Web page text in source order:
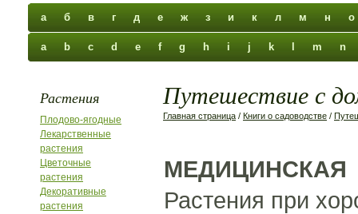
а б в г д е ж з и к л м н о
a b c d e f g h i j k m n
Растения
Плодово-ягодные
Лекарственные
растения
Цветочные
растения
Декоративные
растения
Путешествие с
Главная страница / Книги о садоводстве /
Растения при